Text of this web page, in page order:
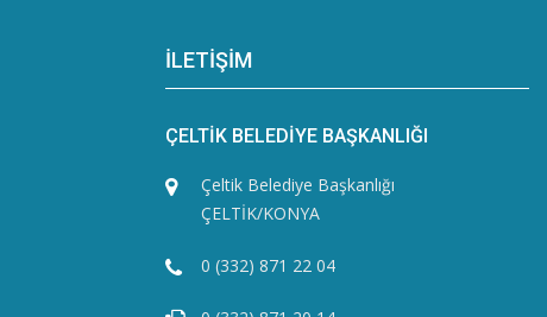
İLETİŞİM
ÇELTİK BELEDİYE BAŞKANLIĞI
Çeltik Belediye Başkanlığı
ÇELTİK/KONYA
0 (332) 871 22 04